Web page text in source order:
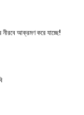
নীরবে আক্রমণ করে যাচ্ছে!